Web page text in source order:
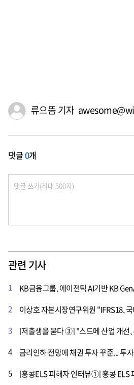
류으뜸 기자
댓글0개
관련 기사
1
KB금융그룹, 에이전틱 AI기반 KB
2
이상호 자본시장연구위원 "IFRS18,
3
4
금리인하 전망에 채권 투자 꾸준... 투
5